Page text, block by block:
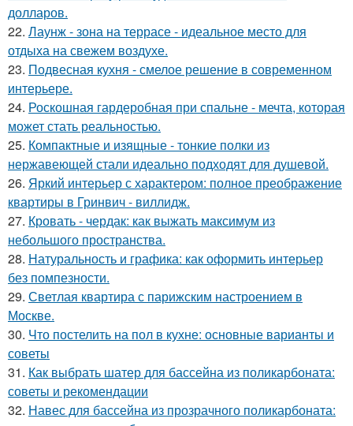
долларов.
22. Лаунж - зона на террасе - идеальное место для
отдыха на свежем воздухе.
23. Подвесная кухня - смелое решение в современном
интерьере.
24. Роскошная гардеробная при спальне - мечта, которая
может стать реальностью.
25. Компактные и изящные - тонкие полки из
нержавеющей стали идеально подходят для душевой.
26. Яркий интерьер с характером: полное преображение
квартиры в Гринвич - виллидж.
27. Кровать - чердак: как выжать максимум из
небольшого пространства.
28. Натуральность и графика: как оформить интерьер
без помпезности.
29. Светлая квартира с парижским настроением в
Москве.
30. Что постелить на пол в кухне: основные варианты и
советы
31. Как выбрать шатер для бассейна из поликарбоната:
советы и рекомендации
32. Навес для бассейна из прозрачного поликарбоната: